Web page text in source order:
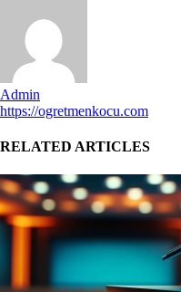
Admin
https://ogretmenkocu.com
RELATED ARTICLES